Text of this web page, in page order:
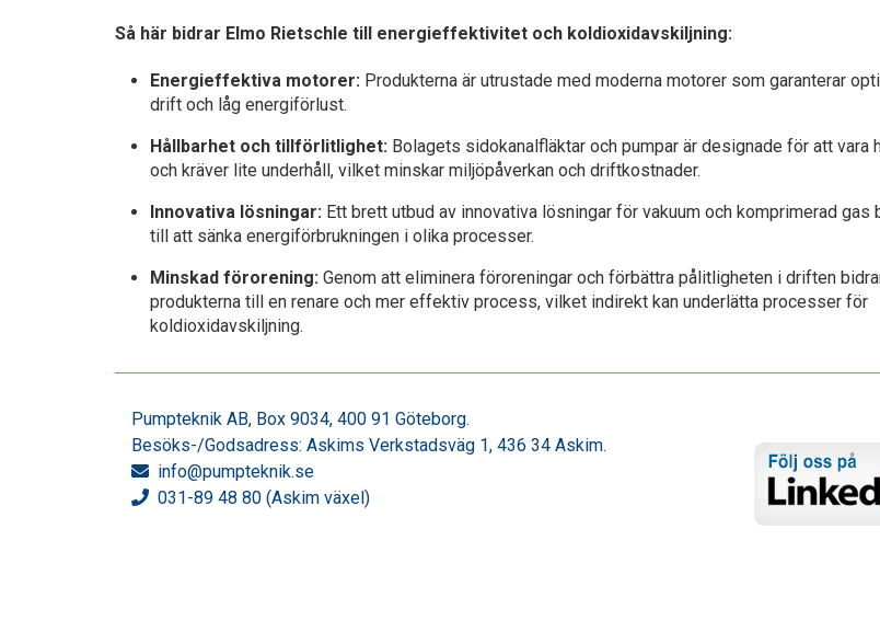
Så här bidrar Elmo Rietschle till energieffektivitet och koldioxidavskiljning:
Energieffektiva motorer: Produkterna är utrustade med moderna motorer som garanterar
drift och låg energiförlust.
Hållbarhet och tillförlitlighet: Bolagets sidokanalfläktar och pumpar är designade för att vara
och kräver lite underhåll, vilket minskar miljöpåverkan och driftkostnader.
Innovativa lösningar: Ett brett utbud av innovativa lösningar för vakuum och komprimerad gas
till att sänka energiförbrukningen i olika processer.
Minskad förorening: Genom att eliminera föroreningar och förbättra pålitligheten i driften
produkterna till en renare och mer effektiv process, vilket indirekt kan underlätta processer för
koldioxidavskiljning.
Pumpteknik AB, Box 9034, 400 91 Göteborg.
Besöks-/Godsadress: Askims Verkstadsväg 1, 436 34 Askim.
info@pumpteknik.se
031-89 48 80 (Askim växel)